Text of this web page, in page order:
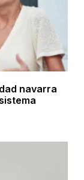
navarra